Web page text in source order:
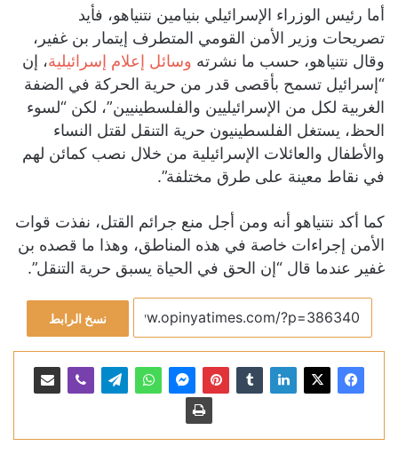
أما رئيس الوزراء الإسرائيلي بنيامين نتنياهو، فأيد
تصريحات وزير الأمن القومي المتطرف إيتمار بن غفير،
وقال نتنياهو، حسب ما نشرته وسائل إعلام إسرائيلية، إن
“إسرائيل تسمح بأقصى قدر من حرية الحركة في الضفة
الغربية لكل من الإسرائيليين والفلسطينيين”، لكن “لسوء
الحظ، يستغل الفلسطينيون حرية التنقل لقتل النساء
والأطفال والعائلات الإسرائيلية من خلال نصب كمائن لهم
في نقاط معينة على طرق مختلفة”.
كما أكد نتنياهو أنه ومن أجل منع جرائم القتل، نفذت قوات
الأمن إجراءات خاصة في هذه المناطق، وهذا ما قصده بن
غفير عندما قال “إن الحق في الحياة يسبق حرية التنقل”.
نسخ الرابط